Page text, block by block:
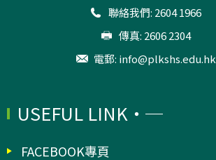
聯絡我們: 2604 1966
傳真: 2606 2304
電郵: info@plkshs.edu.hk
USEFUL LINK
FACEBOOK專頁